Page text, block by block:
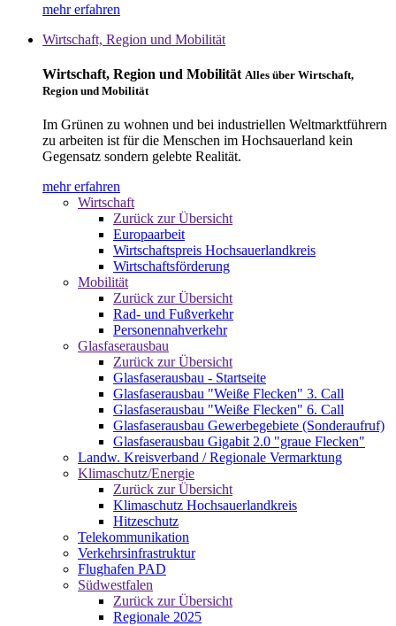
mehr erfahren
Wirtschaft, Region und Mobilität
Wirtschaft, Region und Mobilität Alles über Wirtschaft,
Region und Mobilität
Im Grünen zu wohnen und bei industriellen Weltmarktführern
zu arbeiten ist für die Menschen im Hochsauerland kein
Gegensatz sondern gelebte Realität.
mehr erfahren
Wirtschaft
Zurück zur Übersicht
Europaarbeit
Wirtschaftspreis Hochsauerlandkreis
Wirtschaftsförderung
Mobilität
Zurück zur Übersicht
Rad- und Fußverkehr
Personennahverkehr
Glasfaserausbau
Zurück zur Übersicht
Glasfaserausbau - Startseite
Glasfaserausbau "Weiße Flecken" 3. Call
Glasfaserausbau "Weiße Flecken" 6. Call
Glasfaserausbau Gewerbegebiete (Sonderaufruf)
Glasfaserausbau Gigabit 2.0 "graue Flecken"
Landw. Kreisverband / Regionale Vermarktung
Klimaschutz/Energie
Zurück zur Übersicht
Klimaschutz Hochsauerlandkreis
Hitzeschutz
Telekommunikation
Verkehrsinfrastruktur
Flughafen PAD
Südwestfalen
Zurück zur Übersicht
Regionale 2025